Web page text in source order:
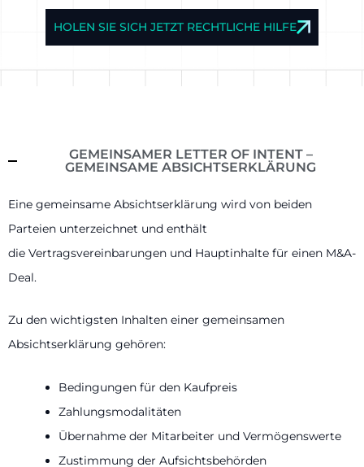
HOLEN SIE SICH JETZT RECHTLICHE HILFE
GEMEINSAMER LETTER OF INTENT –
GEMEINSAME ABSICHTSERKLÄRUNG
Eine gemeinsame Absichtserklärung wird von beiden
Parteien unterzeichnet und enthält
die Vertragsvereinbarungen und Hauptinhalte für einen M&A-
Deal.
Zu den wichtigsten Inhalten einer gemeinsamen
Absichtserklärung gehören:
Bedingungen für den Kaufpreis
Zahlungsmodalitäten
Übernahme der Mitarbeiter und Vermögenswerte
Zustimmung der Aufsichtsbehörden